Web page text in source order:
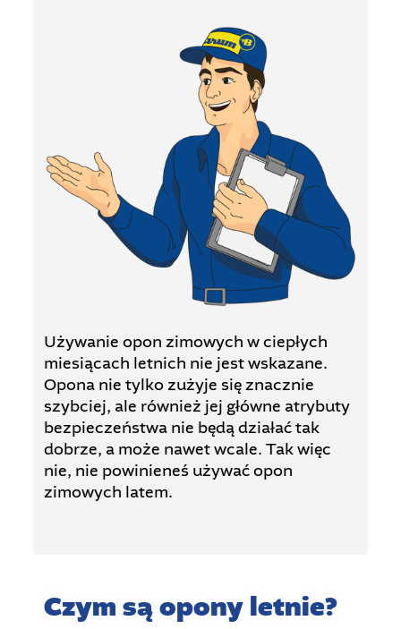
Używanie opon zimowych w ciepłych
miesiącach letnich nie jest wskazane.
Opona nie tylko zużyje się znacznie
szybciej, ale również jej główne atrybuty
bezpieczeństwa nie będą działać tak
dobrze, a może nawet wcale. Tak więc
nie, nie powinieneś używać opon
zimowych latem.
Czym są opony letnie?